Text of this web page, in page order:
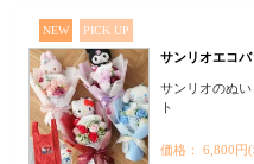
NEW PICK UP
サンリオエコ
サンリオのぬ
ト
価格： 6,800円